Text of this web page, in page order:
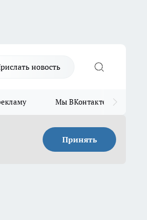
новость
Мы ВКонтакте
Принять